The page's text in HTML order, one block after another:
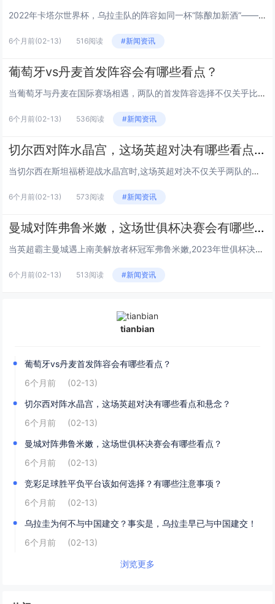
2022年卡塔尔世界杯，乌拉圭队的阵容如同一杯“陈酿加新酒”——既有苏亚雷斯、卡瓦尼、戈丁等老炮的醇厚经验，又有巴尔韦德...
6个月前(02-13) 516阅读 #新闻资讯
葡萄牙vs丹麦首发阵容会有哪些看点？
当葡萄牙与丹麦在国际赛场相遇，两队的首发阵容选择不仅关乎比赛结果，更能从排兵布阵中窥见教练的战术意图、核心球员的状态走向...
6个月前(02-13) 536阅读 #新闻资讯
切尔西对阵水晶宫，这场英超对决有哪些看点和悬念？
当切尔西在斯坦福桥迎战水晶宫时,这场英超对决不仅关乎两队的联赛排名，更藏着不少值得关注的看点和悬念，接下来我们从多个角度...
6个月前(02-13) 573阅读 #新闻资讯
曼城对阵弗鲁米嫩，这场世俱杯决赛会有哪些看点？
当英超霸主曼城遇上南美解放者杯冠军弗鲁米嫩,2023年世俱杯决赛的火花一触即发，作为欧冠新王的曼城首次踏上世俱杯赛场，而...
6个月前(02-13) 513阅读 #新闻资讯
tianbian
葡萄牙vs丹麦首发阵容会有哪些看点？
6个月前
(02-13)
切尔西对阵水晶宫，这场英超对决有哪些看点和悬念？
6个月前
(02-13)
曼城对阵弗鲁米嫩，这场世俱杯决赛会有哪些看点？
6个月前
(02-13)
竞彩足球胜平负平台该如何选择？有哪些注意事项？
6个月前
(02-13)
乌拉圭为何不与中国建交？事实是，乌拉圭早已与中国建交！
6个月前
(02-13)
浏览更多